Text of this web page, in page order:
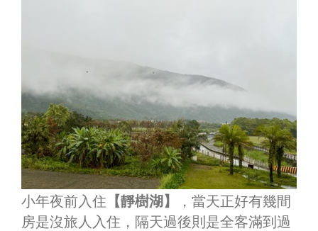
小年夜前入住 【靜樹湖】
，當天正好有幾間
房是沒旅人入住，隔天過後則是全客滿到過